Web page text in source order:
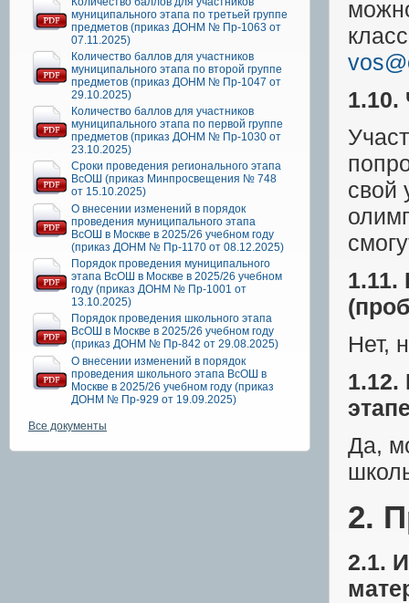
муниципального этапа по третьей группе
предметов (приказ ДОНМ № Пр-1063 от
07.11.2025)
Количество баллов для участников
муниципального этапа по второй группе
предметов (приказ ДОНМ № Пр-1047 от
29.10.2025)
Количество баллов для участников
муниципального этапа по первой группе
предметов (приказ ДОНМ № Пр-1030 от
23.10.2025)
Сроки проведения регионального этапа
ВсОШ (приказ Минпросвещения № 748
от 15.10.2025)
О внесении изменений в порядок
проведения муниципального этапа
ВсОШ в Москве в 2025/26 учебном году
(приказ ДОНМ № Пр-1170 от 08.12.2025)
Порядок проведения муниципального
этапа ВсОШ в Москве в 2025/26 учебном
году (приказ ДОНМ № Пр-1001 от
13.10.2025)
Порядок проведения школьного этапа
ВсОШ в Москве в 2025/26 учебном году
(приказ ДОНМ № Пр-842 от 29.08.2025)
О внесении изменений в порядок
проведения школьного этапа ВсОШ в
Москве в 2025/26 учебном году (приказ
ДОНМ № Пр-929 от 19.09.2025)
Все документы
1.10.
свой
1.11.
Нет,
1.12.
Да,
2.
2.1.